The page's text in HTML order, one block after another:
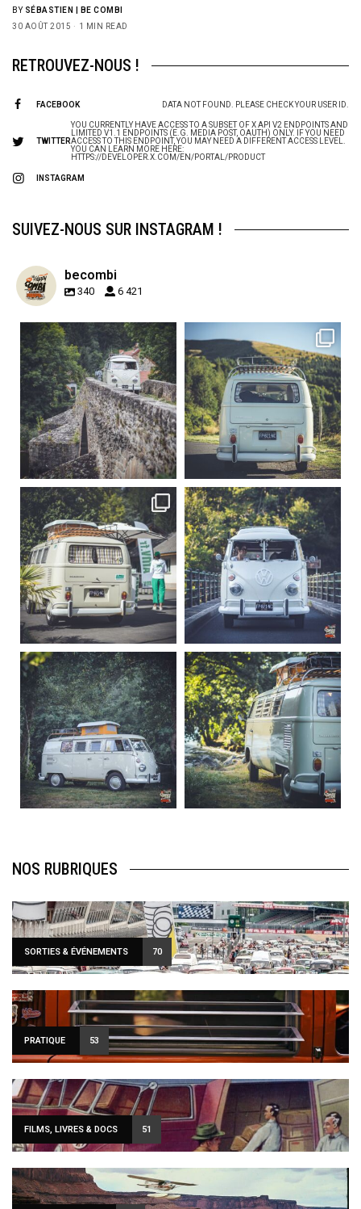
BY SÉBASTIEN | BE COMBI
30 AOÛT 2015
1 MIN READ
RETROUVEZ-NOUS !
FACEBOOK DATA NOT FOUND. PLEASE CHECK YOUR USER ID.
TWITTER
YOU CURRENTLY HAVE ACCESS TO A SUBSET OF X API V2 ENDPOINTS AND
LIMITED V1.1 ENDPOINTS (E.G. MEDIA POST, OAUTH) ONLY. IF YOU NEED
ACCESS TO THIS ENDPOINT, YOU MAY NEED A DIFFERENT ACCESS LEVEL.
YOU CAN LEARN MORE HERE:
HTTPS://DEVELOPER.X.COM/EN/PORTAL/PRODUCT
INSTAGRAM
SUIVEZ-NOUS SUR INSTAGRAM !
becombi
340 6 421
becombi
Sep 15
219
3
Sep 12
216
3
becombi
Sep 10
220
4
becombi
Août 10
177
0
becombi
Août 10
120
0
becombi
Août 10
108
0
NOS RUBRIQUES
SORTIES & ÉVÉNEMENTS 70
PRATIQUE 53
FILMS, LIVRES & DOCS 51